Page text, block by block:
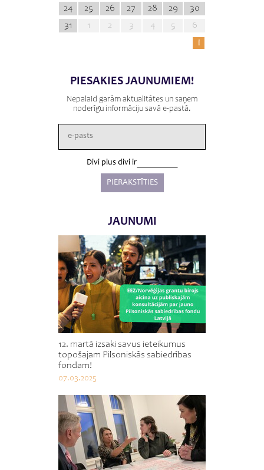
24
25 26 27 28 29
30
31
1 2 3 4 5
6
i
PIESAKIES JAUNUMIEM!
Nepalaid garām aktualitātes un saņem
noderīgu informāciju savā e-pastā.
Divi plus divi ir
JAUNUMI
12. martā izsaki savus ieteikumus
topošajam Pilsoniskās sabiedrības
fondam!
07.03.2025